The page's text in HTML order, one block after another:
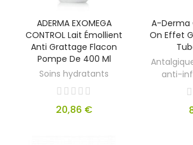
ADERMA EXOMEGA
CONTROL Lait Émollient
Anti Grattage Flacon
Pompe De 400 Ml
Soins hydratants
20,86 €
A-Derma
On Effet
anti-